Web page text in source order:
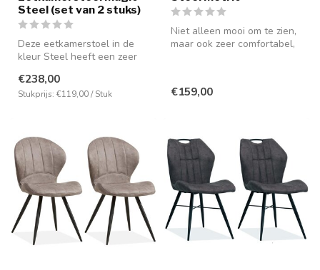
Steel (set van 2 stuks)
Deze eetkamerstoel in de
kleur Steel heeft een zeer
door...
€238,00
Stukprijs: €119,00 / Stuk
Niet alleen mooi om te zien,
maar ook zeer comfortabel,
€159,00